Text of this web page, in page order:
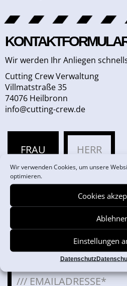
Wir verwenden Cookies, um unsere
optimieren.
Cookies
Einstellungen
Datenschutz
Wir werden Ihr Anliegen
Cutting Crew Verwaltung
Villmatstraße 35
74076 Heilbronn
info@cutting-crew.de
FRAU HERR